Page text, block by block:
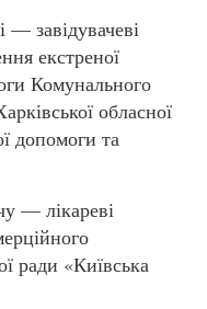
завідувачеві
екстреної
Комунального
обласної
допомоги та
— лікареві
ради «Київська